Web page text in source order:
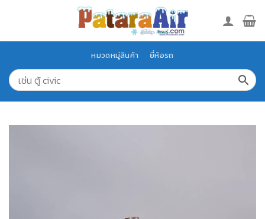
หมวดหมู่สินค้า ยี่ห้อรถ